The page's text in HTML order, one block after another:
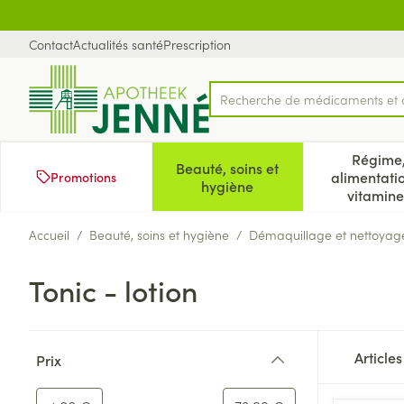
ContactActualités santéPrescription
Rechercher
Recherche de m
Promotions
Beauté, soins et
hygièneAfficher le sous-menu
Régime,
Accueil / Beauté, soins et hygiène / Démaquillage et
Tonic - lotion
Prix
Articles